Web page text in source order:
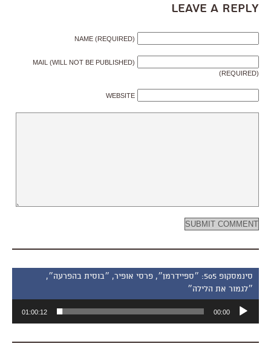
Leave a Reply
NAME (REQUIRED)
MAIL (WILL NOT BE PUBLISHED)
(REQUIRED)
WEBSITE
סינמסקופ 505: ״ספיידרמן״, פרסי אופיר, ״בוסית בהפרעה״,
״לגמור את הלילה״
אודיו
00:00
01:00:12